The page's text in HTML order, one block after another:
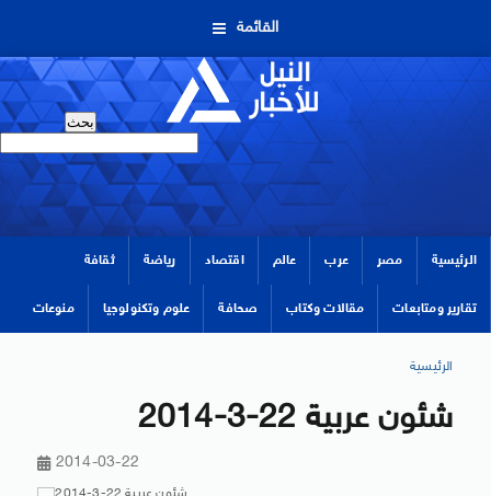
القائمة
الرئيسية مصر عرب عالم اقتصاد رياضة ثقافة
تقارير ومتابعات مقالات وكتاب صحافة علوم وتكنولوجيا منوعات
الرئيسية
شئون عربية 22-3-2014
2014-03-22